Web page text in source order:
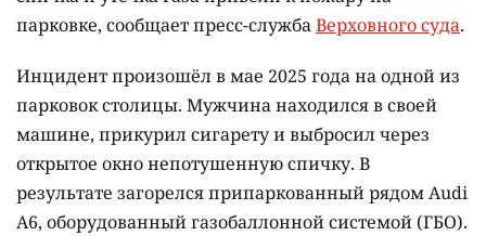
парковке, сообщает пресс-службаВерховного суда.
Инцидент произошёл в мае 2025 года на одной из
парковок столицы. Мужчина находился в своей
машине, прикурил сигарету и выбросил через
открытое окно непотушенную спичку. В
результате загорелся припаркованный рядом Audi
A6, оборудованный газобаллонной системой (ГБО).